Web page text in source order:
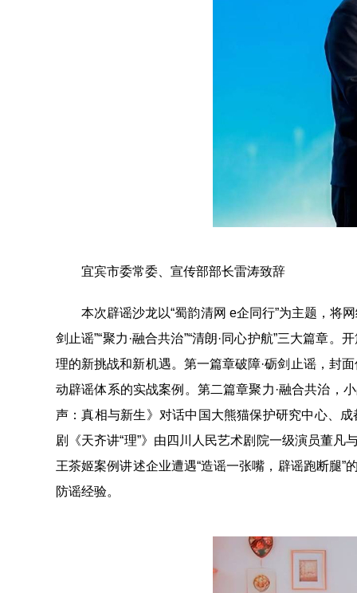
宜宾市委常委、宣传部部长雷涛致辞
本次辟谣沙龙以“蜀韵清网 e企同行”为主题，将网
剑止谣”“聚力·融合共治”“清朗·同心护航”三大篇章
理的新挑战和新机遇。第一篇章破障·砺剑止谣，封
动辟谣体系的实战案例。第二篇章聚力·融合共治，
声：真相与新生》对话中国大熊猫保护研究中心、
剧《天齐讲“理”》由四川人民艺术剧院一级演员董
王茶姬案例讲述企业遭遇“造谣一张嘴，辟谣跑断腿”
防谣经验。